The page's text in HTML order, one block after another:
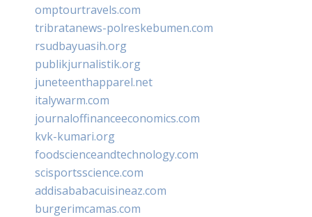
omptourtravels.com
tribratanews-polreskebumen.com
rsudbayuasih.org
publikjurnalistik.org
juneteenthapparel.net
italywarm.com
journaloffinanceeconomics.com
kvk-kumari.org
foodscienceandtechnology.com
scisportsscience.com
addisababacuisineaz.com
burgerimcamas.com